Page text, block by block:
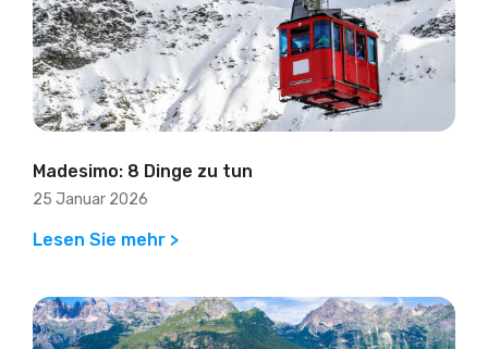
Madesimo: 8 Dinge zu tun
25 Januar 2026
Lesen Sie mehr >